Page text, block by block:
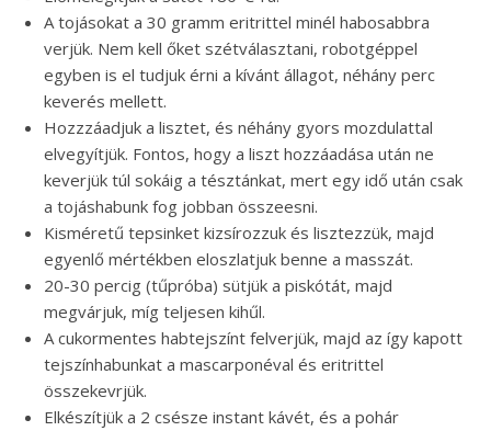
A tojásokat a 30 gramm eritrittel minél habosabbra
verjük. Nem kell őket szétválasztani, robotgéppel
egyben is el tudjuk érni a kívánt állagot, néhány perc
keverés mellett.
Hozzzáadjuk a lisztet, és néhány gyors mozdulattal
elvegyítjük. Fontos, hogy a liszt hozzáadása után ne
keverjük túl sokáig a tésztánkat, mert egy idő után csak
a tojáshabunk fog jobban összeesni.
Kisméretű tepsinket kizsírozzuk és lisztezzük, majd
egyenlő mértékben eloszlatjuk benne a masszát.
20-30 percig (tűpróba) sütjük a piskótát, majd
megvárjuk, míg teljesen kihűl.
A cukormentes habtejszínt felverjük, majd az így kapott
tejszínhabunkat a mascarponéval és eritrittel
összekevrjük.
Elkészítjük a 2 csésze instant kávét, és a pohár